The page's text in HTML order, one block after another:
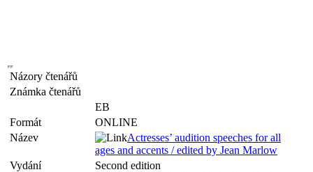
Názory čtenářů
Známka čtenářů
EB
Formát
ONLINE
Název
Actresses’ audition speeches for all
ages and accents / edited by Jean Marlow
Vydání
Second edition